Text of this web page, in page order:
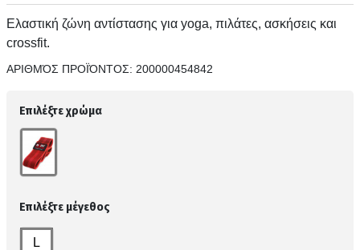
Ελαστική ζώνη αντίστασης για yoga, πιλάτες, ασκήσεις και
crossfit.
ΑΡΙΘΜΌΣ ΠΡΟΪΌΝΤΟΣ: 200000454842
Επιλέξτε χρώμα
Επιλέξτε μέγεθος
L